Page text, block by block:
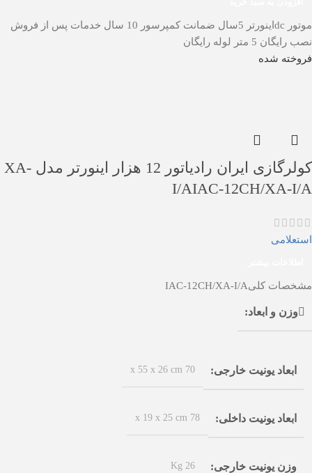
موتور dcاینورتر 5سال ضمانت کمپرسور 10 سال خدمات پس از فروش
نصب رایگان 5 متر لوله رایگان
فروخته شده
کولرگازی ایران رادیاتور 12 هزار اینورتر مدل XA-
I/AIAC-12CH/XA-I/A
استعلامی
مشخصات کلیIAC-12CH/XA-I/A
وزن و ابعاد
ابعاد یونیت خارجی 70 x 55 x 26 cm
ابعاد یونیت داخلی 78 x 19 x 25 cm
وزن یونیت خارجی 26 Kg